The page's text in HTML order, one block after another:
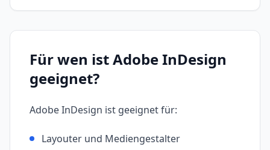
Für wen istAdobe InDesign
geeignet?
Adobe InDesign ist geeignet für:
Layouter und Mediengestalter